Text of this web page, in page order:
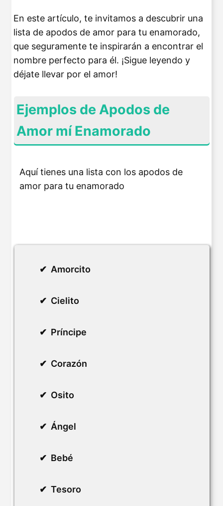
En este artículo, te invitamos a descubrir una
lista de apodos de amor para tu enamorado,
que seguramente te inspirarán a encontrar el
nombre perfecto para él. ¡Sigue leyendo y
déjate llevar por el amor!
Ejemplos de Apodos de
Amor mí Enamorado
Aquí tienes una lista con los apodos de
amor para tu enamorado
Amorcito
Cielito
Príncipe
Corazón
Osito
Ángel
Bebé
Tesoro